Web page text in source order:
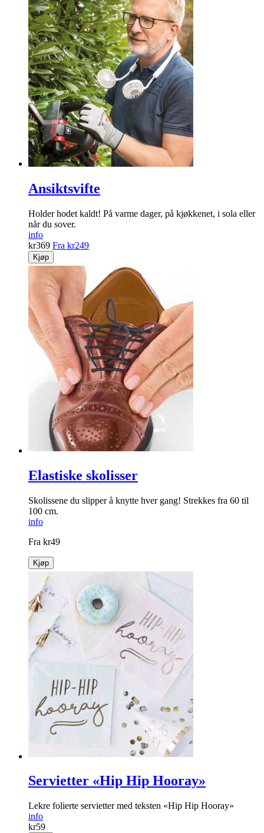
Ansiktsvifte
Holder hodet kaldt! På varme dager, på kjøkkenet, i sola eller
når du sover.
info
kr369 Fra kr249
Kjøp
Elastiske skolisser
Skolissene du slipper å knytte hver gang! Strekkes fra 60 til
100 cm.
info
Fra kr49
Kjøp
Servietter «Hip Hip Hooray»
Lekre folierte servietter med teksten «Hip Hip Hooray»
info
kr59